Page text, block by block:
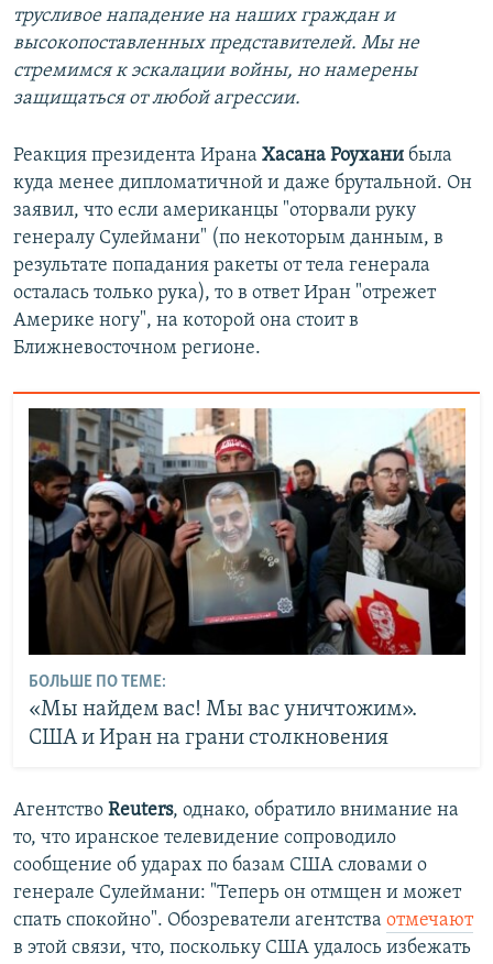
трусливое нападение на наших граждан и
высокопоставленных представителей. Мы не
стремимся к эскалации войны, но намерены
защищаться от любой агрессии.
Реакция президента Ирана Хасана Роухани была
куда менее дипломатичной и даже брутальной. Он
заявил, что если американцы "оторвали руку
генералу Сулеймани" (по некоторым данным, в
результате попадания ракеты от тела генерала
осталась только рука), то в ответ Иран "отрежет
Америке ногу", на которой она стоит в
Ближневосточном регионе.
БОЛЬШЕ ПО ТЕМЕ:
«Мы найдем вас! Мы вас уничтожим».
США и Иран на грани столкновения
Агентство Reuters, однако, обратило внимание на
то, что иранское телевидение сопроводило
сообщение об ударах по базам США словами о
генерале Сулеймани: "Теперь он отмщен и может
спать спокойно". Обозреватели агентства отмечают
в этой связи, что, поскольку США удалось избежать